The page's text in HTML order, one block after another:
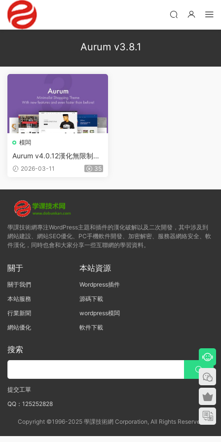
Aurum v3.8.1
模闆
Aurum v4.0.12漢化無限制版
– Minimalist Shopping Word
2026-03-11 35
學課技術網專注WordPress主題和插件的漢化破解以及二次開發，其中涉及到
網站建設、網站SEO優化、PC手機軟件開發、加密解密、服務器網絡安全、軟
件漢化，同時也會和大家分享一些互聯網的學習資料。
關于
關于我們
本站服務
行業新聞
網站優化
本站資源
Wordpress插件
源碼下載
wordpress模闆
軟件下載
搜索
提交工單
QQ：125252828
Copyright ©1996-2025 學課技術網 Corporation, All Rights Reserved